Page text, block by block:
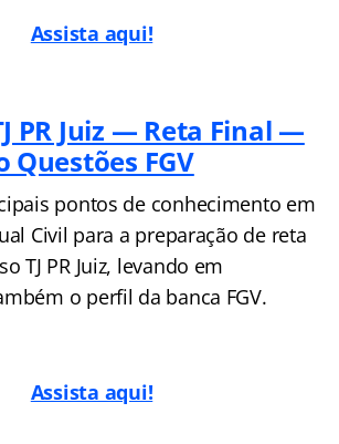
Assista aqui!
PR Juiz — Reta Final —
Questões FGV
pontos de conhecimento em
Civil para a preparação de reta
TJ PR Juiz, levando em
o perfil da banca FGV.
Assista aqui!